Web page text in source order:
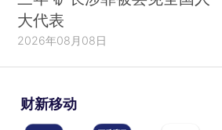
大代表
2026年08月08日
财新移动